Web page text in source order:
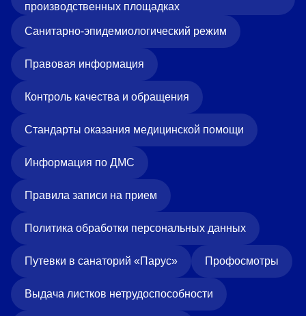
производственных площадках
Санитарно-эпидемиологический режим
Правовая информация
Контроль качества и обращения
Стандарты оказания медицинской помощи
Информация по ДМС
Правила записи на прием
Политика обработки персональных данных
Путевки в санаторий «Парус» Профосмотры
Выдача листков нетрудоспособности